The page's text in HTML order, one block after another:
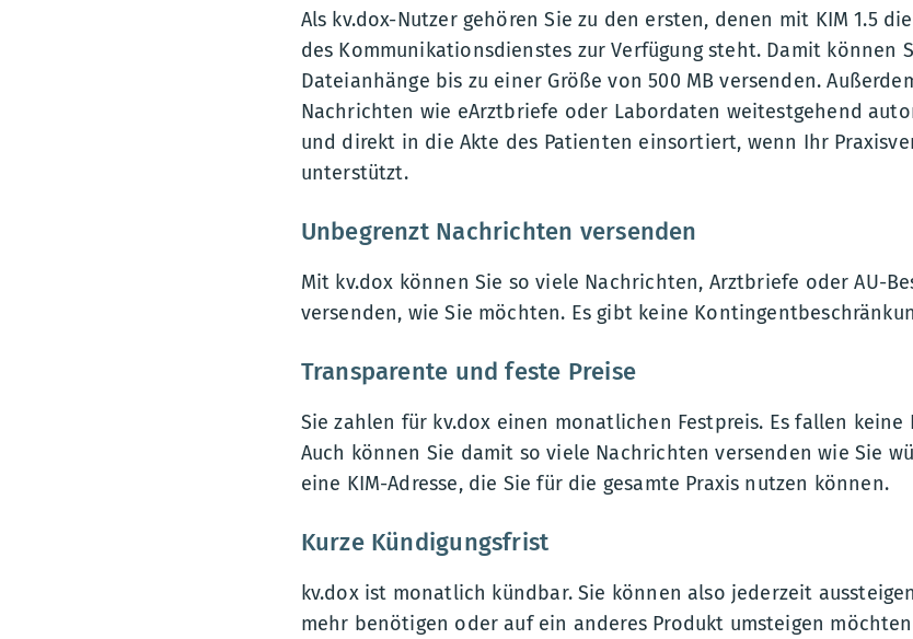
Als kv.dox-Nutzer gehören Sie zu den ersten, denen mit KIM 1.5
des Kommunikationsdienstes zur Verfügung steht. Damit können
Dateianhänge bis zu einer Größe von 500 MB versenden.
Nachrichten wie eArztbriefe oder Labordaten weitestgehend
und direkt in die Akte des Patienten einsortiert, wenn Ihr
unterstützt.
Unbegrenzt Nachrichten versenden
Mit kv.dox können Sie so viele Nachrichten, Arztbriefe oder AU-
versenden, wie Sie möchten. Es gibt keine
Transparente und feste Preise
Sie zahlen für kv.dox einen monatlichen Festpreis. Es fallen
Auch können Sie damit so viele Nachrichten versenden wie Sie
eine KIM-Adresse, die Sie für die gesamte Praxis nutzen können.
Kurze Kündigungsfrist
kv.dox ist monatlich kündbar. Sie können also jederzeit
mehr benötigen oder auf ein anderes Produkt umsteigen